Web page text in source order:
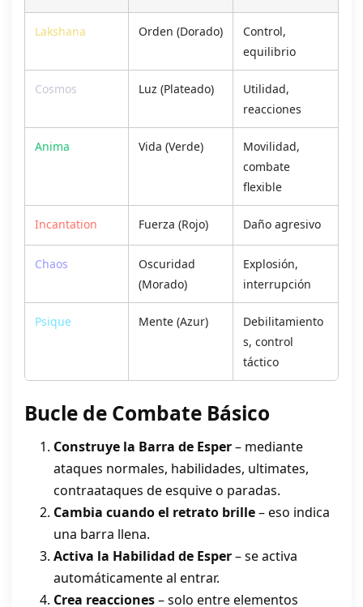
Lakshana Orden (Dorado)
Control,
equilibrio
Cosmos Luz (Plateado)
Utilidad,
reacciones
Anima Vida (Verde)
Movilidad,
combate
flexible
Incantation Fuerza (Rojo) Daño agresivo
Chaos
Oscuridad
(Morado)
Explosión,
interrupción
Psique Mente (Azur)
Debilitamiento
s, control
táctico
Bucle de Combate Básico
Construye la Barra de Esper– mediante
ataques normales, habilidades, ultimates,
contraataques de esquive o paradas.
Cambia cuando el retrato brille– eso indica
una barra llena.
Activa la Habilidad de Esper– se activa
automáticamente al entrar.
Crea reacciones– solo entre elementos